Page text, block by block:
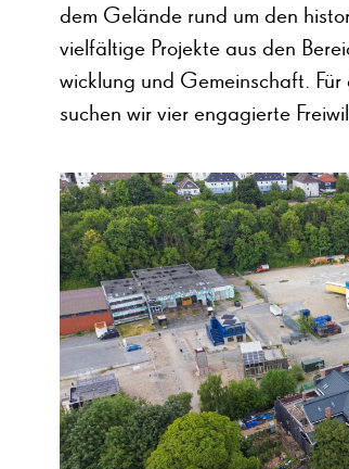
dem Gelände rund um den
vielfältige Projekte aus den
wicklung und Gemeinschaft.
suchen wir vier engagierte